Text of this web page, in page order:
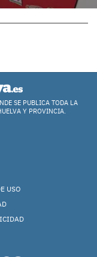
SE PUBLICA TODA LA
Y PROVINCIA.
USO